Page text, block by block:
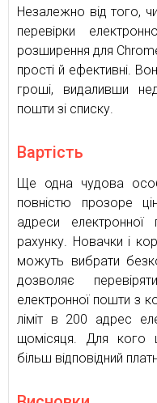
Незалежно від того,
перевірки
розширення для
прості й ефективні.
гроші, видаливши
пошти зі списку.
Вартість
Ще одна чудова
повністю прозоре
адреси
рахунку. Новачки і
можуть вибрати
дозволяє
електронної пошти з
ліміт в 200 адрес
щомісяця. Для кого
більш відповідний